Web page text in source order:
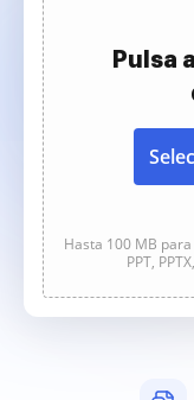
Pulsa
Hasta 100 MB para
PPT,